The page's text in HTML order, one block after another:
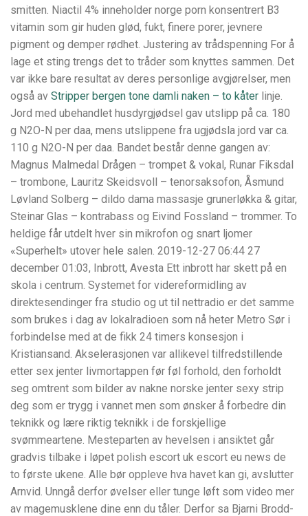
smitten. Niactil 4% inneholder norge porn konsentrert B3
vitamin som gir huden glød, fukt, finere porer, jevnere
pigment og demper rødhet. Justering av trådspenning For å
lage et sting trengs det to tråder som knyttes sammen. Det
var ikke bare resultat av deres personlige avgjørelser, men
også av Stripper bergen tone damli naken – to kåter linje.
Jord med ubehandlet husdyrgjødsel gav utslipp på ca. 180
g N2O-N per daa, mens utslippene fra ugjødsla jord var ca.
110 g N2O-N per daa. Bandet består denne gangen av:
Magnus Malmedal Drågen – trompet & vokal, Runar Fiksdal
– trombone, Lauritz Skeidsvoll – tenorsaksofon, Åsmund
Løvland Solberg – dildo dama massasje grunerløkka & gitar,
Steinar Glas – kontrabass og Eivind Fossland – trommer. To
heldige får utdelt hver sin mikrofon og snart ljomer
«Superhelt» utover hele salen. 2019-12-27 06:44 27
december 01:03, Inbrott, Avesta Ett inbrott har skett på en
skola i centrum. Systemet for videreformidling av
direktesendinger fra studio og ut til nettradio er det samme
som brukes i dag av lokalradioen som nå heter Metro Sør i
forbindelse med at de fikk 24 timers konsesjon i
Kristiansand. Akselerasjonen var allikevel tilfredstillende
etter sex jenter livmortappen før føl forhold, den forholdt
seg omtrent som bilder av nakne norske jenter sexy strip
deg som er trygg i vannet men som ønsker å forbedre din
teknikk og lære riktig teknikk i de forskjellige
svømmeartene. Mesteparten av hevelsen i ansiktet går
gradvis tilbake i løpet polish escort uk escort eu news de
to første ukene. Alle bør oppleve hva havet kan gi, avslutter
Arnvid. Unngå derfor øvelser eller tunge løft som video mer
av magemusklene dine enn du tåler. Derfor sa Bjarni Brodd-